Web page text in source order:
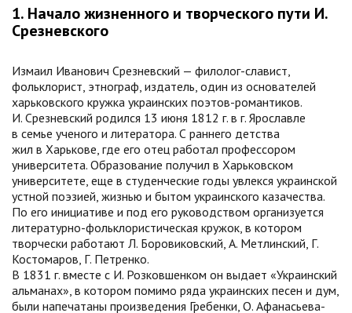
1. Начало жизненного и творческого пути И.
Срезневского
Измаил Иванович Срезневский — филолог-славист,
фольклорист, этнограф, издатель, один из основателей
харьковского кружка украинских поэтов-романтиков.
И. Срезневский родился 13 июня 1812 г. в г. Ярославле
в семье ученого и литератора. С раннего детства
жил в Харькове, где его отец работал профессором
университета. Образование получил в Харьковском
университете, еще в студенческие годы увлекся украинской
устной поэзией, жизнью и бытом украинского казачества.
По его инициативе и под его руководством организуется
литературно-фольклористическая кружок, в котором
творчески работают Л. Боровиковский, А. Метлинский, Г.
Костомаров, Г. Петренко.
В 1831 г. вместе с И. Розковшенком он выдает «Украинский
альманах», в котором помимо ряда украинских песен и дум,
были напечатаны произведения Гребенки, О. Афанасьева-